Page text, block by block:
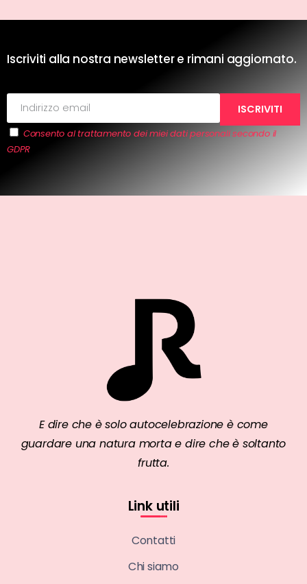
Iscriviti alla nostra newsletter e rimani aggiornato.
Consento al trattamento dei miei dati personali secondo il
GDPR
E dire che è solo autocelebrazione è come
guardare una natura morta e dire che è soltanto
frutta.
Link utili
Contatti
Chi siamo